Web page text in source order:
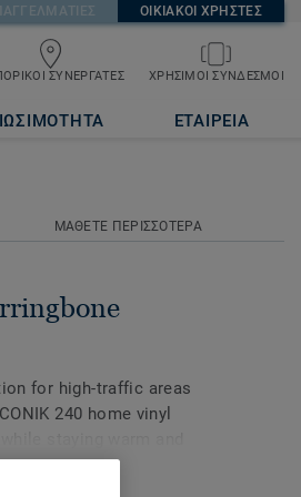
ΟΙΚΙΑΚΟΙ ΧΡΗΣΤΕΣ
ΣΥΝΕΡΓΑΤΕΣ ΧΡΗΣΙΜΟΙ ΣΥΝΔΕΣΜΟΙ
ΕΤΑΙΡΕΙΑ
ΜΑΘΕΤΕ ΠΕΡΙΣΣΟΤΕΡΑ
for high-traffic areas
240 home vinyl
tough enough